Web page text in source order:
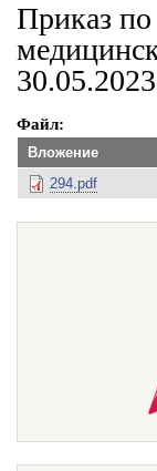
Приказ
30.05.2023
Файл
Вложение
294.pdf